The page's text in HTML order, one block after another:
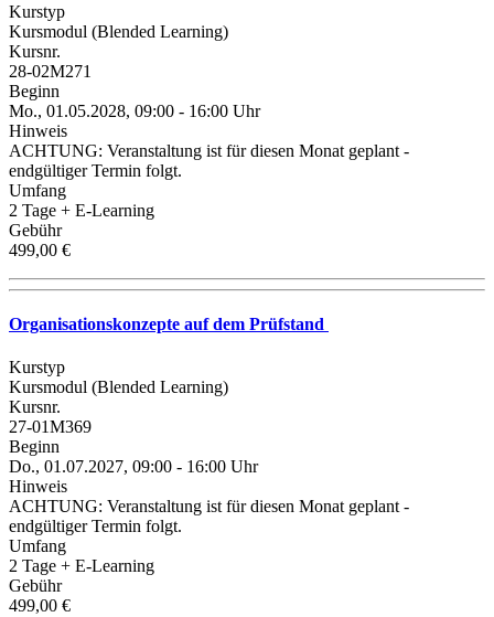
Kurstyp
Kursmodul (Blended Learning)
Kursnr.
28-02M271
Beginn
Mo., 01.05.2028, 09:00 - 16:00 Uhr
Hinweis
ACHTUNG: Veranstaltung ist für diesen Monat geplant -
endgültiger Termin folgt.
Umfang
2 Tage + E-Learning
Gebühr
499,00 €
Organisationskonzepte auf dem Prüfstand
Kurstyp
Kursmodul (Blended Learning)
Kursnr.
27-01M369
Beginn
Do., 01.07.2027, 09:00 - 16:00 Uhr
Hinweis
ACHTUNG: Veranstaltung ist für diesen Monat geplant -
endgültiger Termin folgt.
Umfang
2 Tage + E-Learning
Gebühr
499,00 €